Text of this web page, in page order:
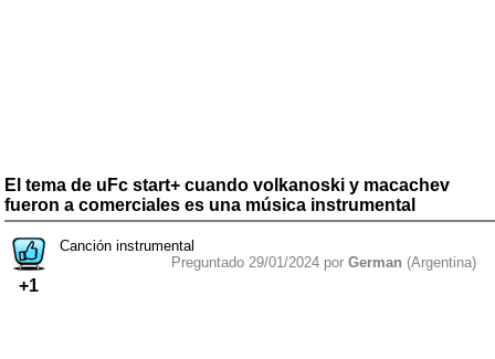
El tema de uFc start+ cuando volkanoski y macachev
fueron a comerciales es una música instrumental
+1
Canción instrumental
Preguntado 29/01/2024 por German (Argentina)